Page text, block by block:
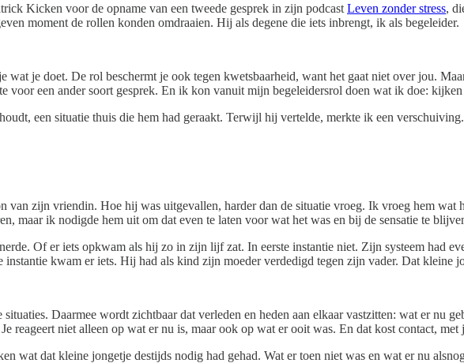
Kicken voor de opname van een tweede gesprek in zijn podcast Leven zonder stress,
moment de rollen konden omdraaien. Hij als degene die iets inbrengt, ik als begeleider.
wat je doet. De rol beschermt je ook tegen kwetsbaarheid, want het gaat niet over jou.
voor een ander soort gesprek. En ik kon vanuit mijn begeleidersrol doen wat ik doe:
een situatie thuis die hem had geraakt. Terwijl hij vertelde, merkte ik een
van zijn vriendin. Hoe hij was uitgevallen, harder dan de situatie vroeg. Ik vroeg hem
maar ik nodigde hem uit om dat even te laten voor wat het was en bij de sensatie te
Of er iets opkwam als hij zo in zijn lijf zat. In eerste instantie niet. Zijn systeem had
instantie kwam er iets. Hij had als kind zijn moeder verdedigd tegen zijn vader. Dat kleine
Daarmee wordt zichtbaar dat verleden en heden aan elkaar vastzitten: wat er nu
reageert niet alleen op wat er nu is, maar ook op wat er ooit was. En dat kost contact, met
wat dat kleine jongetje destijds nodig had gehad. Wat er toen niet was en wat er nu